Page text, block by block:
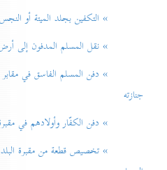
» التكفين بجلد الميتة أو النجس
» نقل المسلم المدفون إلی أرض
» دفن المسلم الفاسق في مقابر
جنازته
» دفن الكفّار وأولادهم في
» تخصيص قطعة من مقبرة البلد